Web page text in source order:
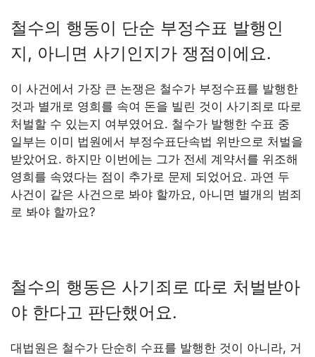
철수의 행동이 단순 부정수표 발행인
지, 아니면 사기인지가 쟁점이에요.
이 사건에서 가장 큰 논쟁은 철수가 부정수표를 발행한
것과 별개로 영희를 속여 돈을 빌린 것이 사기죄로 따로
처벌할 수 있는지 여부였어요. 철수가 발행한 수표 중
일부는 이미 법원에서 부정수표단속법 위반으로 처벌을
받았어요. 하지만 이번에는 그가 전세 계약서를 위조해
영희를 속였다는 점이 추가로 문제 되었어요. 과연 두
사건이 같은 사건으로 봐야 할까요, 아니면 별개의 범죄
로 봐야 할까요?
철수의 행동은 사기죄로 따로 처벌받아
야 한다고 판단했어요.
대법원은 철수가 단순히 수표를 발행한 것이 아니라, 거